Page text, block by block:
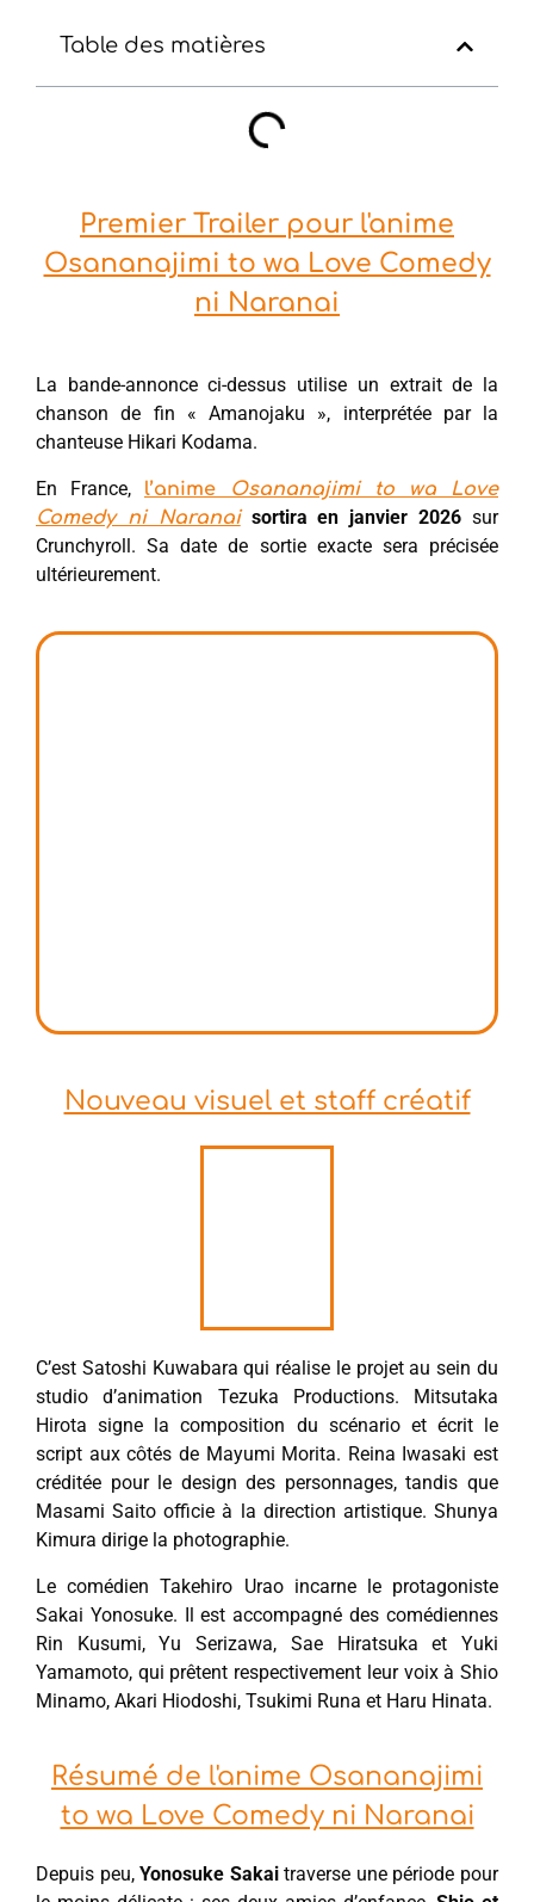
Table des matières
Premier Trailer pour l'anime
Osananajimi to wa Love Comedy
ni Naranai
La bande-annonce ci-dessus utilise un extrait de la
chanson de fin « Amanojaku », interprétée par la
chanteuse Hikari Kodama.
En France, l’anime
Osananajimi to wa Love
Comedy ni Naranai sortira en janvier 2026 sur
Crunchyroll. Sa date de sortie exacte sera précisée
ultérieurement.
Nouveau visuel et staff créatif
C’est Satoshi Kuwabara qui réalise le projet au sein du
studio d’animation Tezuka Productions. Mitsutaka
Hirota signe la composition du scénario et écrit le
script aux côtés de Mayumi Morita. Reina Iwasaki est
créditée pour le design des personnages, tandis que
Masami Saito officie à la direction artistique. Shunya
Kimura dirige la photographie.
Le comédien Takehiro Urao incarne le protagoniste
Sakai Yonosuke. Il est accompagné des comédiennes
Rin Kusumi, Yu Serizawa, Sae Hiratsuka et Yuki
Yamamoto, qui prêtent respectivement leur voix à Shio
Minamo, Akari Hiodoshi, Tsukimi Runa et Haru Hinata.
Résumé de l'anime Osananajimi
to wa Love Comedy ni Naranai
Depuis peu,Yonosuke Sakaitraverse une période pour